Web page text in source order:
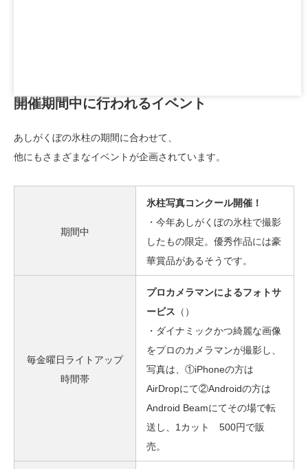
開催期間中に行われるイベント
あしがくぼの氷柱の期間に合わせて、
他にもさまざまなイベントが企画されています。
期間中
氷柱写真コンクール開催！
・今年あしがくぼの氷柱で撮影
したもの限定。優秀作品には豪
華賞品があるそうです。
毎金曜日ライトアップ
時間帯
プロカメラマンによるフォトサ
ービス （）
・ダイナミックかつ綺麗な画像
をプロのカメラマンが撮影し、
写真は、①iPhoneの方は
AirDropにて②Androidの方は
Android Beamにてその場で転
送し、1カット 500円で販
売。